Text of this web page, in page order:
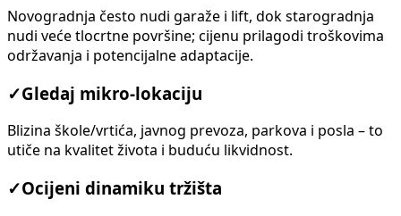
Novogradnja često nudi garaže i lift, dok starogradnja
nudi veće tlocrtne površine; cijenu prilagodi troškovima
održavanja i potencijalne adaptacije.
✓Gledaj mikro-lokaciju
Blizina škole/vrtića, javnog prevoza, parkova i posla – to
utiče na kvalitet života i buduću likvidnost.
✓Ocijeni dinamiku tržišta